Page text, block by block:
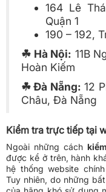
164 Lê
Quận 1
190 – 192,
☘ Hà Nội: 11B
Hoàn Kiếm
☘ Đà Nẵng: 12
Châu, Đà Nẵng
Kiểm tra trực tiếp tại
Ngoài những cách
được kể ở trên, hành
hệ thống website
Tuy nhiên, do những